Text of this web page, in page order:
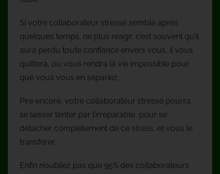
Si votre collaborateur stressé semble après
quelques temps, ne plus réagir, c’est souvent qu’il
aura perdu toute confiance envers vous, il vous
quittera, ou vous rendra la vie impossible pour
que vous vous en sépariez.
Pire encore, votre collaborateur stressé pourra
se laisser tenter par l’irréparable, pour se
détacher complétement de ce stress, et vous le
transférer.
Enfin n’oubliez pas que 95% des collaborateurs